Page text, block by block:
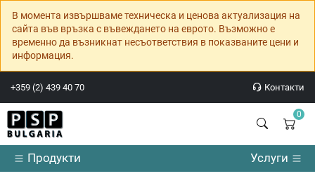
В момента извършваме техническа и ценова актуализация на
сайта във връзка с въвеждането на еврото. Възможно е
временно да възникнат несъответствия в показваните цени и
информация.
+359 (2) 439 40 70 Контакти
0
Продукти Услуги